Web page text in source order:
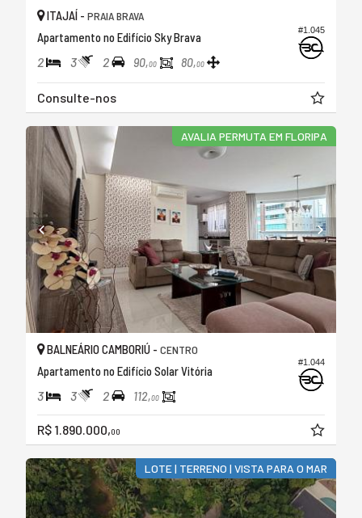
#1.045
ITAJAÍ - PRAIA BRAVA
Apartamento no Edifício Sky Brava
2 3 2 90,00 80,00
Consulte-nos
AVALIA PERMUTA EM FLORIPA
#1.044
BALNEÁRIO CAMBORIÚ - CENTRO
Apartamento no Edifício Solar Vitória
3 3 2 112,00
R$ 1.890.000,00
LOTE | TERRENO | VISTA PARA O MAR